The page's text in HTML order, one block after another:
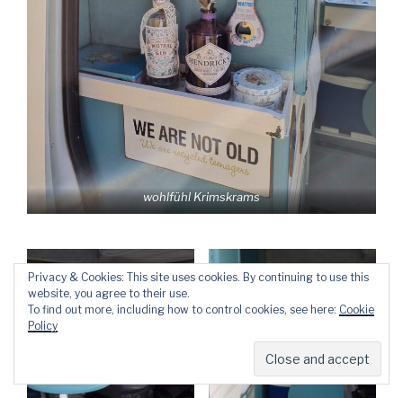
wohlfühl Krimskrams
Privacy & Cookies: This site uses cookies. By continuing to use this
website, you agree to their use.
To find out more, including how to control cookies, see here: Cookie
Policy